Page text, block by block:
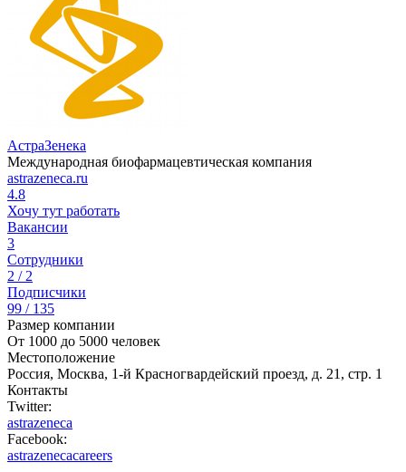
АстраЗенека
Международная биофармацевтическая компания
astrazeneca.ru
4.8
Хочу тут работать
Вакансии
3
Сотрудники
2 / 2
Подписчики
99 / 135
Размер компании
От 1000 до 5000 человек
Местоположение
Россия, Москва, 1-й Красногвардейский проезд, д. 21, стр. 1
Контакты
Twitter:
astrazeneca
Facebook:
astrazenecacareers